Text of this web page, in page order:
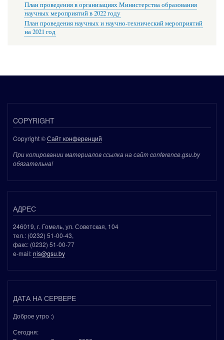
План проведения в организациях Министерства образования
научных мероприятий в 2022 году
План проведения научных и научно-технический мероприятий
на 2021 год
COPYRIGHT
Copyright ©Сайт конференций
При копировании материалов ссылка на сайт conference.gsu.by
обязательна!
АДРЕС
246019, г. Гомель, ул. Советская, 104
тел.: (0232) 51-00-43,
факс: (0232) 51-00-77
e-mail:nis@gsu.by
ДАТА НА СЕРВЕРЕ
Доброе утро :)
Сегодня: